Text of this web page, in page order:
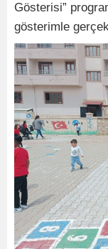
Gösterisi”
gösterimle